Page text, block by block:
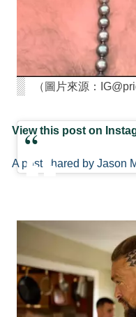
（圖片來源：
View this post on
A post shared by Jason